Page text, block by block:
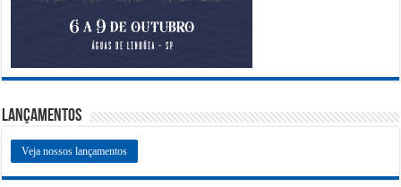
Lançamentos
Veja nossos lançamentos